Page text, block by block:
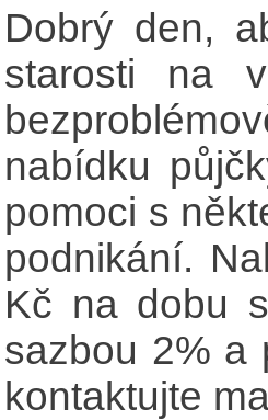
Dobrý den,
starosti na
nabídku
pomoci s
podnikání.
Kč na dobu
sazbou 2% a
kontaktujte